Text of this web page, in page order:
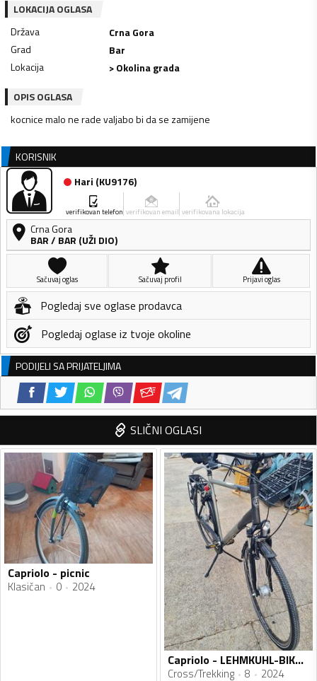
LOKACIJA OGLASA
Država
Crna Gora
Grad
Bar
Lokacija
> Okolina grada
OPIS OGLASA
kocnice malo ne rade valjabo bi da se zamijene
KORISNIK
Hari (KU9176)
verifikovan telefon verifikovan email verifikovana lokacija
Crna Gora
BAR/ BAR (UŽI DIO)
Sačuvaj oglas Sačuvaj profil Prijavi oglas
Pogledaj sve oglase prodavca
Pogledaj oglase iz tvoje okoline
PODIJELI SA PRIJATELJIMA
SLIČNI OGLASI
Capriolo - picnic
Klasičan 0 2024
Capriolo - LEHMKUHL-BIKES,DE
Cross/Trekking 8 2024